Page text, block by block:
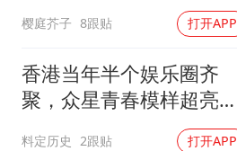
樱庭芥子 8跟贴 打开APP
香港当年半个娱乐圈齐
聚，众星青春模样超亮
眼，星爷现身瞬间惊艳
料定历史 2跟贴 打开APP